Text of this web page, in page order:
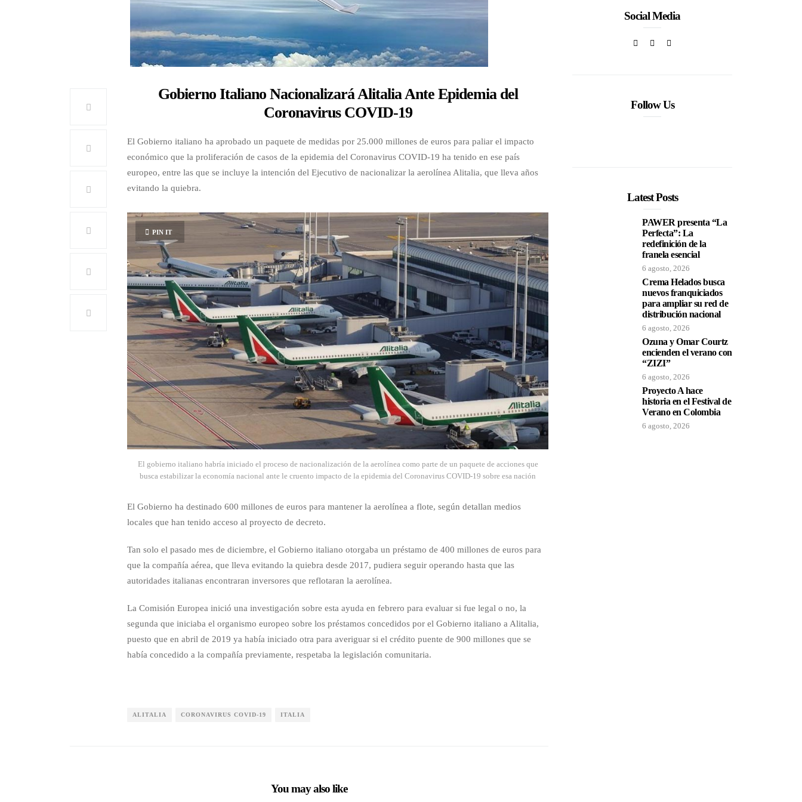
Gobierno Italiano Nacionalizará Alitalia Ante Epidemia del
Coronavirus COVID-19
El Gobierno italiano ha aprobado un paquete de medidas por 25.000 millones de euros para paliar el impacto
económico que la proliferación de casos de la epidemia del Coronavirus COVID-19 ha tenido en ese país
europeo, entre las que se incluye la intención del Ejecutivo de nacionalizar la aerolínea Alitalia, que lleva años
evitando la quiebra.
PIN IT
El gobierno italiano habría iniciado el proceso de nacionalización de la aerolínea como parte de un paquete de acciones que
busca estabilizar la economía nacional ante le cruento impacto de la epidemia del Coronavirus COVID-19 sobre esa nación
El Gobierno ha destinado 600 millones de euros para mantener la aerolínea a flote, según detallan medios
locales que han tenido acceso al proyecto de decreto.
Tan solo el pasado mes de diciembre, el Gobierno italiano otorgaba un préstamo de 400 millones de euros para
que la compañía aérea, que lleva evitando la quiebra desde 2017, pudiera seguir operando hasta que las
autoridades italianas encontraran inversores que reflotaran la aerolínea.
La Comisión Europea inició una investigación sobre esta ayuda en febrero para evaluar si fue legal o no, la
segunda que iniciaba el organismo europeo sobre los préstamos concedidos por el Gobierno italiano a Alitalia,
puesto que en abril de 2019 ya había iniciado otra para averiguar si el crédito puente de 900 millones que se
había concedido a la compañía previamente, respetaba la legislación comunitaria.
ALITALIA CORONAVIRUS COVID-19 ITALIA
You may also like
Social Media
Follow Us
Latest Posts
PAWER presenta “La
Perfecta”: La
redefinición de la
franela esencial
6 agosto, 2026
Crema Helados busca
nuevos franquiciados
para ampliar su red de
distribución nacional
6 agosto, 2026
Ozuna y Omar Courtz
encienden el verano con
“ZIZI”
6 agosto, 2026
Proyecto A hace
historia en el Festival de
Verano en Colombia
6 agosto, 2026